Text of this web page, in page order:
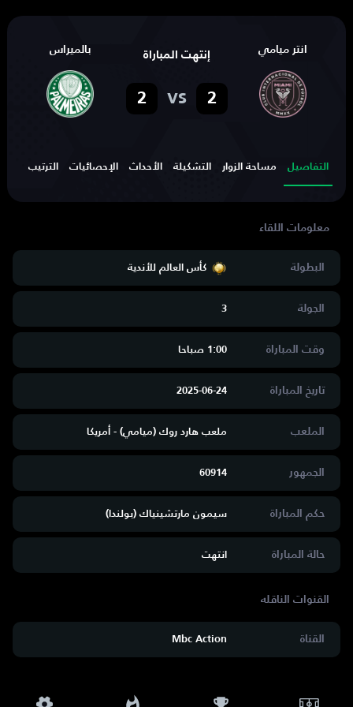
انتر ميامي إنتهت المباراة
2
vs
2
بالميراس
التفاصيل مساحة الزوار التشكيلة الأحداث الإحصائيات الترتيب
البطولة كأس العالم للأندية
الجولة 3
وقت المباراة 1:00 صباحا
تاريخ المباراة 2025-06-24
الملعب ملعب هارد روك (ميامي) - أمريكا
الجمهور 60914
حكم المباراة سيمون مارتشينياك (بولندا)
حالة المباراة انتهت
القناة Mbc Action